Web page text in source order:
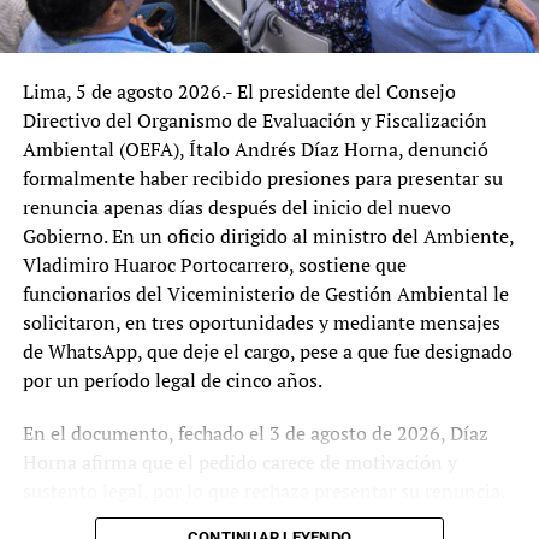
por tratar la educación como un derecho real y no como
promesa incumplida, en un Perú donde miles de
egresados de secundaria ven truncadas sus
oportunidades por barreras económicas y
administrativas.
Publicaciones relacionadas
Organizaciones indígenas
denuncian graves ataques contra
la Educación Intercultural
Bilingüe en el Perú
AIDESEP denuncia sistemático
La Asociación Interétnica de Desarrollo de la
2,439 comunidades nativas, ha…
Lima, 5 de agosto 2026.- El presidente del Consejo
Directivo del Organismo de Evaluación y Fiscalización
Ambiental (OEFA), Ítalo Andrés Díaz Horna, denunció
formalmente haber recibido presiones para presentar su
renuncia apenas días después del inicio del nuevo
Gobierno. En un oficio dirigido al ministro del Ambiente,
Vladimiro Huaroc Portocarrero, sostiene que
funcionarios del Viceministerio de Gestión Ambiental le
solicitaron, en tres oportunidades y mediante mensajes
de WhatsApp, que deje el cargo, pese a que fue designado
por un período legal de cinco años.
En el documento, fechado el 3 de agosto de 2026, Díaz
Horna afirma que el pedido carece de motivación y
Argumenta que la Presidencia del Consejo Directivo del